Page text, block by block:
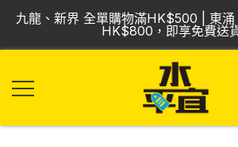
Skip
content
九龍、新界 全單購物滿HK$500 | 東涌
HK$800，即享免費送